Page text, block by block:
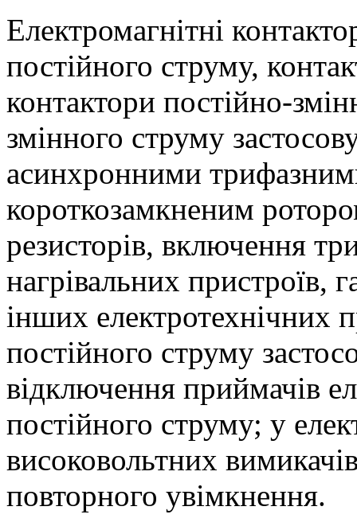
Електромагнітні
постійного струму,
контактори постійно-
змінного струму
асинхронними
короткозамкненим
резисторів, включення
нагрівальних пристроїв,
інших електротехнічних
постійного струму
відключення приймачів
постійного струму; у
високовольтних
повторного увімкнення.